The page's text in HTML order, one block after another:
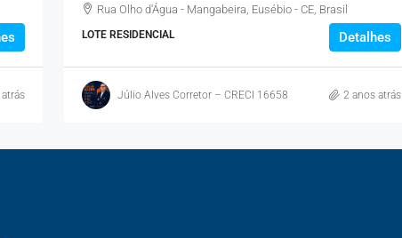
Rua Olho d'Água - Mangabeira, Eusébio - CE, Brasil
LOTE RESIDENCIAL Detalhes
Júlio Alves Corretor – CRECI 16658 2 anos atrás